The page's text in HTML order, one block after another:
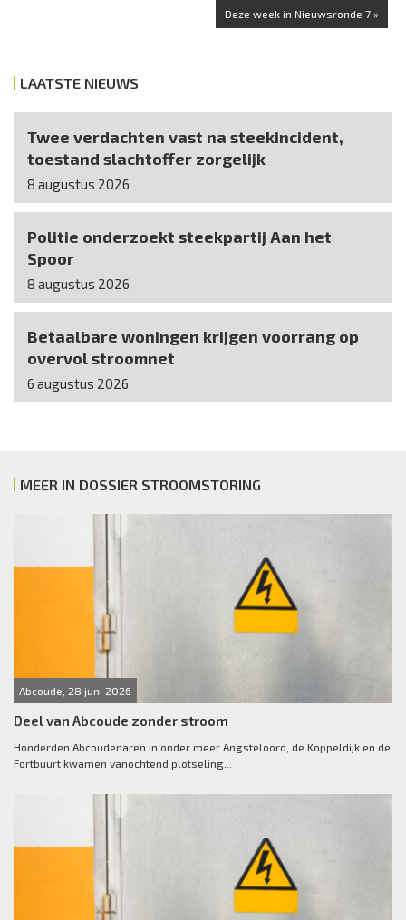
Deze week in Nieuwsronde 7 »
LAATSTE NIEUWS
Twee verdachten vast na steekincident,
toestand slachtoffer zorgelijk
8 augustus 2026
Politie onderzoekt steekpartij Aan het
Spoor
8 augustus 2026
Betaalbare woningen krijgen voorrang op
overvol stroomnet
6 augustus 2026
MEER IN DOSSIER STROOMSTORING
Abcoude, 28 juni 2026
Deel van Abcoude zonder stroom
Honderden Abcoudenaren in onder meer Angsteloord, de Koppeldijk en de
Fortbuurt kwamen vanochtend plotseling...